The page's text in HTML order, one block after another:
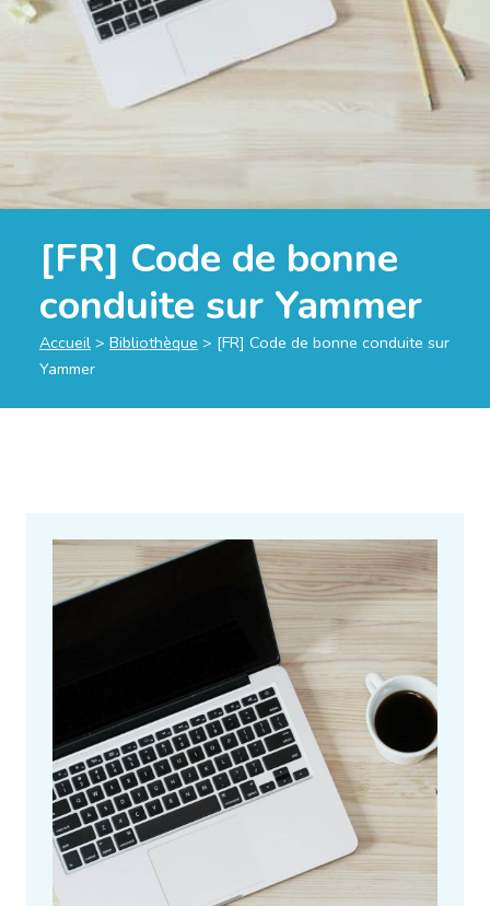
[FR] Code de bonne
conduite sur Yammer
Accueil > Bibliothèque > [FR] Code de bonne conduite sur
Yammer